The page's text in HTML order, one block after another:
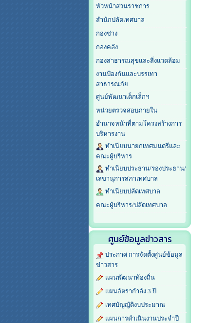
หัวหน้าส่วนราชการ
สำนักปลัดเทศบาล
กองช่าง
กองคลัง
กองสาธารณสุขและสิ่งแวดล้อม
งานป้องกันและบรรเทา
สาธารณภัย
ศูนย์พัฒนาเด็กเล็กฯ
หน่วยตรวจสอบภายใน
อำนาจหน้าที่ตามโครงสร้างการ
บริหารงาน
ทำเนียบนายกเทศมนตรีและ
คณะผู้บริหาร
ทำเนียบประธาน/รองประธาน/
เลขานุการสภาเทศบาล
ทำเนียบปลัดเทศบาล
คณะผู้บริหาร/ปลัดเทศบาล
ศูนย์ข้อมูลข่าวสาร
ประกาศ การจัดตั้งศูนย์ข้อมูล
ข่าวสาร
แผนพัฒนาท้องถิ่น
แผนอัตรากำลัง 3 ปี
เทศบัญญัติงบประมาณ
แผนการดำเนินงานประจำปี